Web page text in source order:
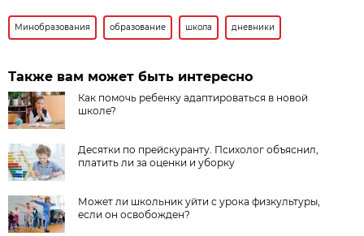
Минобразования образование школа дневники
Также вам может быть интересно
Как помочь ребенку адаптироваться в новой
школе?
Десятки по прейскуранту. Психолог объяснил,
платить ли за оценки и уборку
Может ли школьник уйти с урока физкультуры,
если он освобожден?